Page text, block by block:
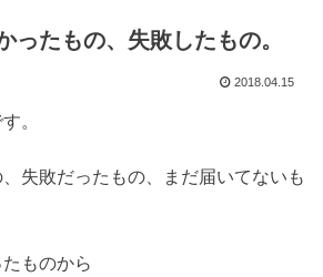
ったもの、失敗したもの。
2018.04.15
。
失敗だったもの、まだ届いてないも
ものから